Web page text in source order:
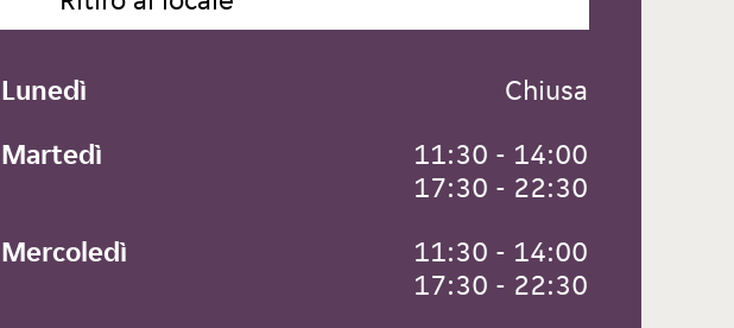
Lunedì
Chiusa
Martedì
11:30 - 14:00
17:30 - 22:30
Mercoledì
11:30 - 14:00
17:30 - 22:30